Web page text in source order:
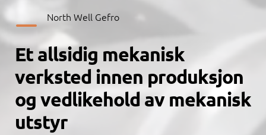
K North Well Gefro
Et allsidig mekanisk
verksted innen produksjon
og vedlikehold av mekanisk
utstyr